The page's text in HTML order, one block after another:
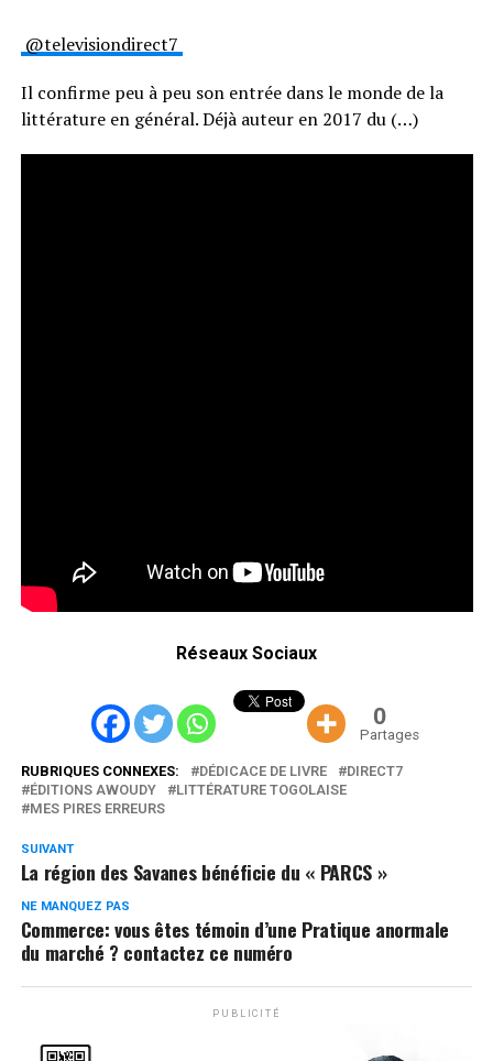
@televisiondirect7
Il confirme peu à peu son entrée dans le monde de la
littérature en général. Déjà auteur en 2017 du (…)
Réseaux Sociaux
0
Partages
RUBRIQUES CONNEXES: DÉDICACE DE LIVRE
DIRECT7
ÉDITIONS AWOUDY
LITTÉRATURE TOGOLAISE
MES PIRES ERREURS
SUIVANT
La région des Savanes bénéficie du « PARCS »
NE MANQUEZ PAS
Commerce: vous êtes témoin d’une Pratique anormale
du marché ? contactez ce numéro
PUBLICITÉ